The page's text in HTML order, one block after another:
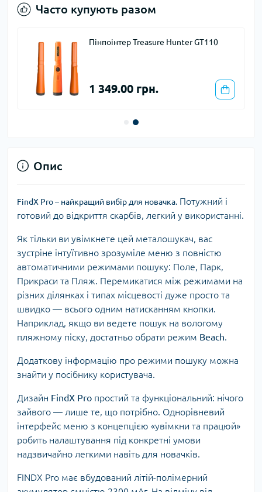
Часто купують разом
Пінпоінтер Treasure Hunter GT110
1 349.00 грн.
Опис
FindX Pro – найкращий вибір для новачка. Потужний і
готовий до відкриття скарбів, легкий у використанні.
Як тільки ви увімкнете цей металошукач, вас
зустріне інтуїтивно зрозуміле меню з повністю
автоматичними режимами пошуку: Поле, Парк,
Прикраси та Пляж. Перемикатися між режимами на
різних ділянках і типах місцевості дуже просто та
швидко — всього одним натисканням кнопки.
Наприклад, якщо ви ведете пошук на вологому
пляжному піску, достатньо обрати режим Beach
Додаткову інформацію про режими пошуку можна
знайти у посібнику користувача.
Дизайн FindX Pro простий та функціональний: нічого
зайвого — лише те, що потрібно. Однорівневий
інтерфейс меню з концепцією «увімкни та працюй»
робить налаштування під конкретні умови
надзвичайно легкими навіть для новачків.
FINDX Pro має вбудований літій-полімерний